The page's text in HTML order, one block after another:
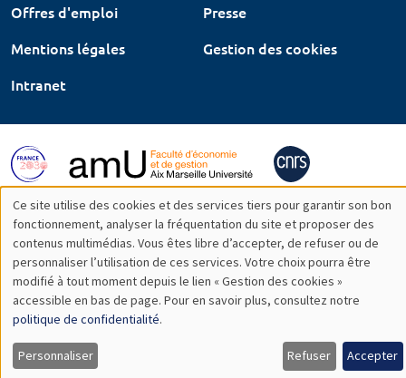
Offres d'emploi
Presse
Mentions légales
Gestion des cookies
Intranet
Utilisation
des
données
personnelles
et
Ce site utilise des cookies et des services tiers pour garantir son bon
fonctionnement, analyser la fréquentation du site et proposer des
contenus multimédias. Vous êtes libre d’accepter, de refuser ou de
personnaliser l’utilisation de ces services. Votre choix pourra être
modifié à tout moment depuis le lien « Gestion des cookies »
accessible en bas de page. Pour en savoir plus, consultez notre
politique de confidentialité.
Personnaliser Refuser Accepter